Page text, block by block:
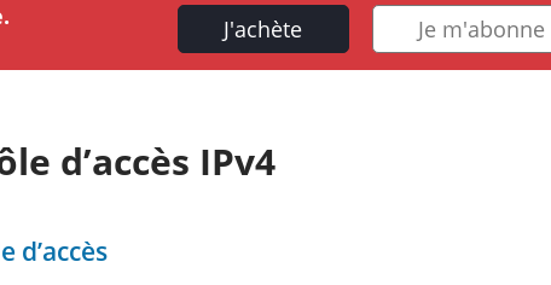
J'achète Je m'abonne
d’accès IPv4
d’accès